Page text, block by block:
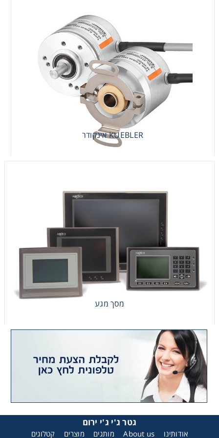
KUEBLER אינקודר
מסך מגע
גטר ג'י ג'י ירום
אודותינו About us מותגים מוצרים קטלוגים